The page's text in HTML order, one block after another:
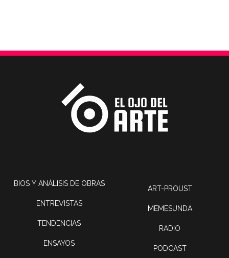
BIOS Y ANÁLISIS DE OBRAS
ENTREVISTAS
TENDENCIAS
ENSAYOS
ART-PROUST
MEMESUNDA
RADIO
PODCAST